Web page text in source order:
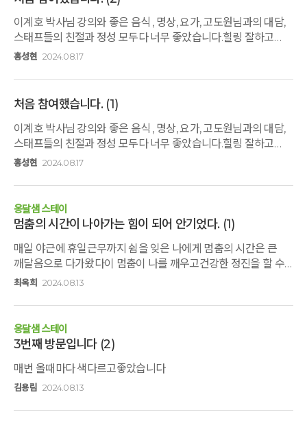
이계호 박사님 강의와 좋은 음식 , 명상, 요가, 고도원님과의 대담,
스태프들의 친절과 정성 모두다 너무 좋았습니다.힐링 잘하고
돌아갑니다. 감사합니다^^
홍성현 2024.08.17
처음 참여했습니다. (1)
이계호 박사님 강의와 좋은 음식 , 명상, 요가, 고도원님과의 대담,
스태프들의 친절과 정성 모두다 너무 좋았습니다.힐링 잘하고
돌아갑니다. 감사합니다^^
홍성현 2024.08.17
옹달샘 스테이
멈춤의 시간이 나아가는 힘이 되어 안기었다. (1)
매일 야근에 휴일근무까지 쉼을 잊은 나에게 멈춤의 시간은 큰
깨달음으로 다가왔다이 멈춤이 나를 깨우고건강한 정진을 할 수
있는지혜를 주었다 다만아쉬움이 있다면여름모기 이
나를 또 부르기 위한큰 그림이었으리라
최옥희 2024.08.13
옹달샘 스테이
3번째 방문입니다 (2)
매번 올때마다 색다르고좋았습니다
김용림 2024.08.13